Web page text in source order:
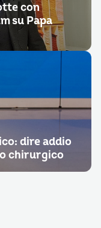
con
su Papa
dire addio
chirurgico